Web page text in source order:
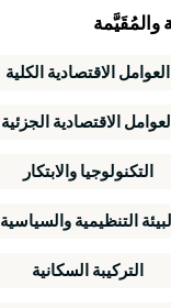
والمُقَيَّمة
العوامل الاقتصادية الكلية
الاقتصادية الجزئية
التكنولوجيا والابتكار
التنظيمية والسياسية
التركيبة السكانية